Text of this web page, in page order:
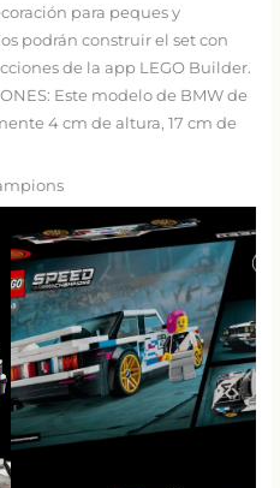
para peques y
podrán construir el set con
de la app LEGO Builder.
Este modelo de BMW de
4 cm de altura, 17 cm de